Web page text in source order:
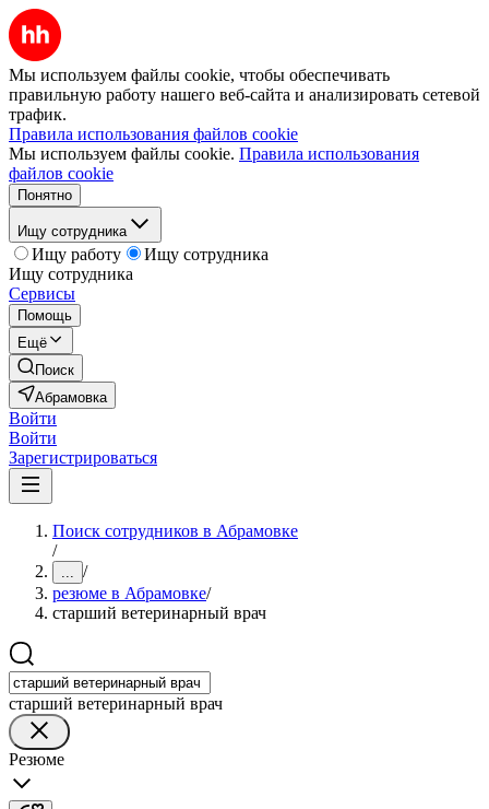
Мы используем файлы cookie, чтобы обеспечивать
правильную работу нашего веб-сайта и анализировать сетевой
трафик.
Правила использования файлов cookie
Мы используем файлы cookie. Правила использования
файлов cookie
Понятно
Ищу сотрудника
Ищу работу
Ищу сотрудника
Ищу сотрудника
Сервисы
Помощь
Ещё
Поиск
Абрамовка
Войти
Войти
Зарегистрироваться
Поиск сотрудников в Абрамовке
/
... /
резюме в Абрамовке/
старший ветеринарный врач
старший ветеринарный врач
Резюме